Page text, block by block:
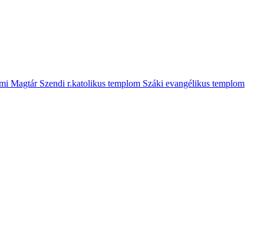
Magtár Szendi r.katolikus templom Száki evangélikus templom